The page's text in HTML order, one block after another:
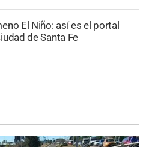
El Niño: así es el portal
de Santa Fe